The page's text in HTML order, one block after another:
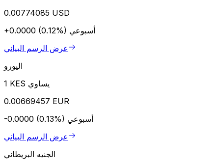
0.00774085 USD
+0.0000 (0.12%) أسبوعي
عرض الرسم البياني
اليورو
1 KES يساوي
0.00669457 EUR
-0.0000 (0.13%) أسبوعي
عرض الرسم البياني
الجنيه البريطاني